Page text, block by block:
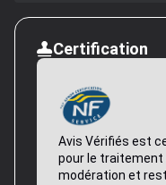
Certification
Avis Vérifiés est
pour le traitement
modération et